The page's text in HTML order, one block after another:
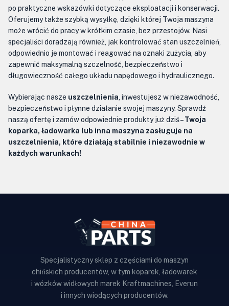
po praktyczne wskazówki dotyczące eksploatacji i konserwacji.
Oferujemy także szybką wysyłkę, dzięki której Twoja maszyna
może wrócić do pracy w krótkim czasie, bez przestojów. Nasi
specjaliści doradzają również, jak kontrolować stan uszczelnień,
odpowiednio je montować i reagować na oznaki zużycia, aby
zapewnić maksymalną szczelność, bezpieczeństwo i
długowieczność całego układu napędowego i hydraulicznego.
Wybierając nasze uszczelnienia , inwestujesz w niezawodność,
bezpieczeństwo i płynne działanie swojej maszyny. Sprawdź
naszą ofertę i zamów odpowiednie produkty już dziś –Twoja
koparka, ładowarka lub inna maszyna zasługuje na
uszczelnienia, które działają stabilnie i niezawodnie w
każdych warunkach!
Specjalistyczny sklep z częściami do maszyn
chińskich producentów, w tym koparek, ładowarek
i wózków widłowych marek Kraftmachines, Everun
i innych wiodących producentów.